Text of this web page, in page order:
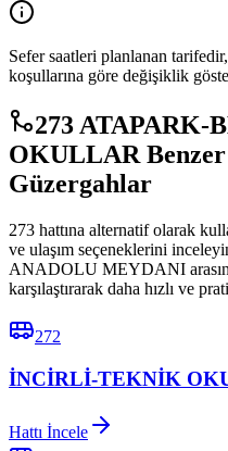
Sefer saatleri planlanan
koşullarına göre değişiklik
273 ATAPARK-
OKULLAR
Güzergahlar
273 hattına alternatif olarak
ve ulaşım seçeneklerini
ANADOLU MEYDANI
karşılaştırarak daha hızlı ve
272
İNCİRLİ-TEKNİK
Hattı İncele